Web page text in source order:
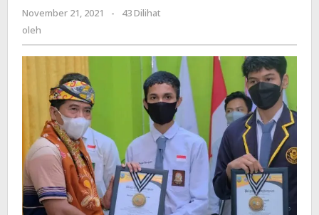
November 21, 2021 oleh
-
43 Dilihat
oleh